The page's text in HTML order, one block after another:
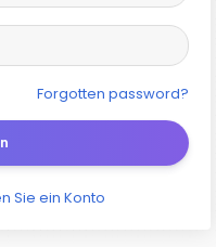
Forgotten password?
Sie ein Konto